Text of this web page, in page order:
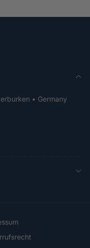
• Germany